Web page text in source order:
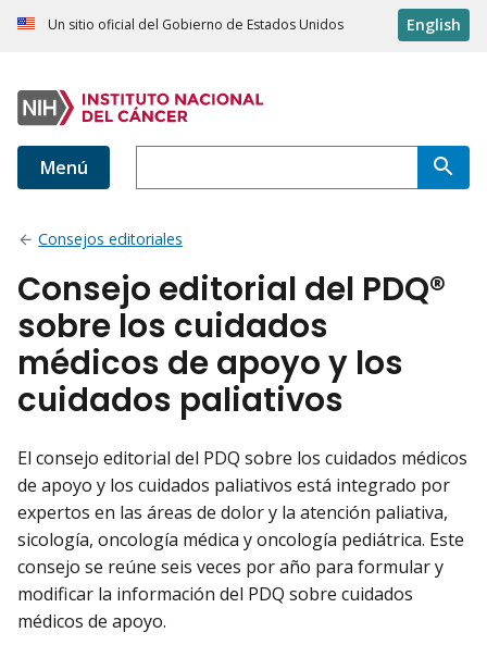
Un sitio oficial del Gobierno de Estados Unidos English
Menú
Consejos editoriales
Consejo editorial del PDQ®
sobre los cuidados
médicos de apoyo y los
cuidados paliativos
El consejo editorial del PDQ sobre los cuidados médicos
de apoyo y los cuidados paliativos está integrado por
expertos en las áreas de dolor y la atención paliativa,
sicología, oncología médica y oncología pediátrica. Este
consejo se reúne seis veces por año para formular y
modificar la información del PDQ sobre cuidados
médicos de apoyo.